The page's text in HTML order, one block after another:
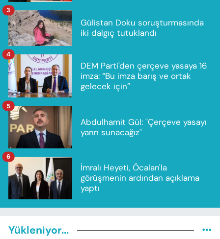
Gülistan Doku soruşturmasında
iki dalgıç tutuklandı
3
DEM Parti'den çerçeve yasaya 16
imza: “Bu imza barış ve ortak
gelecek için”
4
Abdulhamit Gül: "Çerçeve yasayı
yarın sunacağız"
5
İmralı Heyeti, Öcalan'la
görüşmenin ardından açıklama
yaptı
6
Yükleniyor...